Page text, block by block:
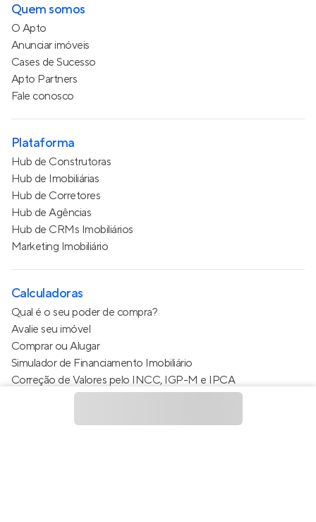
Quem somos
O Apto
Anunciar imóveis
Cases de Sucesso
Apto Partners
Fale conosco
Plataforma
Hub de Construtoras
Hub de Imobiliárias
Hub de Corretores
Hub de Agências
Hub de CRMs Imobiliários
Marketing Imobiliário
Calculadoras
Qual é o seu poder de compra?
Avalie seu imóvel
Comprar ou Alugar
Simulador de Financiamento Imobiliário
Correção de Valores pelo INCC, IGP-M e IPCA
Estimativa de valor do condomínio